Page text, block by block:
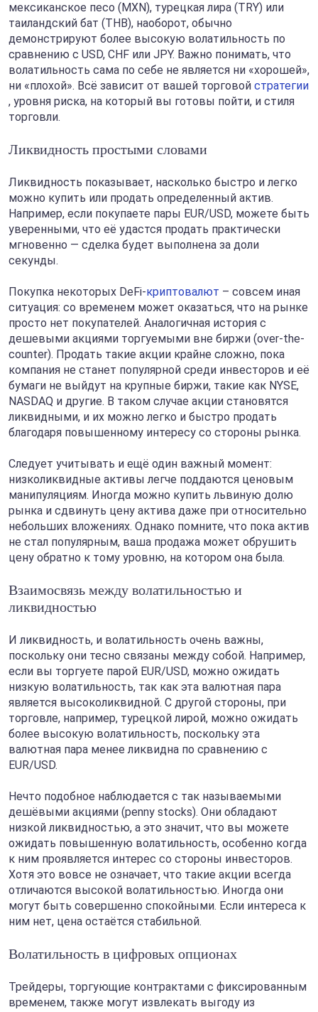
мексиканское песо (MXN), турецкая лира (TRY) или
таиландский бат (THB), наоборот, обычно
демонстрируют более высокую волатильность по
сравнению с USD, CHF или JPY. Важно понимать, что
волатильность сама по себе не является ни «хорошей»,
ни «плохой». Всё зависит от вашей торговой стратегии
, уровня риска, на который вы готовы пойти, и стиля
торговли.
Ликвидность простыми словами
Ликвидность показывает, насколько быстро и легко
можно купить или продать определенный актив.
Например, если покупаете пары EUR/USD, можете быть
уверенными, что её удастся продать практически
мгновенно — сделка будет выполнена за доли
секунды.
Покупка некоторых DeFi-криптовалют – совсем иная
ситуация: со временем может оказаться, что на рынке
просто нет покупателей. Аналогичная история с
дешевыми акциями торгуемыми вне биржи (over-the-
counter). Продать такие акции крайне сложно, пока
компания не станет популярной среди инвесторов и её
бумаги не выйдут на крупные биржи, такие как NYSE,
NASDAQ и другие. В таком случае акции становятся
ликвидными, и их можно легко и быстро продать
благодаря повышенному интересу со стороны рынка.
Следует учитывать и ещё один важный момент:
низколиквидные активы легче поддаются ценовым
манипуляциям. Иногда можно купить львиную долю
рынка и сдвинуть цену актива даже при относительно
небольших вложениях. Однако помните, что пока актив
не стал популярным, ваша продажа может обрушить
цену обратно к тому уровню, на котором она была.
Взаимосвязь между волатильностью и
ликвидностью
И ликвидность, и волатильность очень важны,
поскольку они тесно связаны между собой. Например,
если вы торгуете парой EUR/USD, можно ожидать
низкую волатильность, так как эта валютная пара
является высоколиквидной. С другой стороны, при
торговле, например, турецкой лирой, можно ожидать
более высокую волатильность, поскольку эта
валютная пара менее ликвидна по сравнению с
EUR/USD.
Нечто подобное наблюдается с так называемыми
дешёвыми акциями (penny stocks). Они обладают
низкой ликвидностью, а это значит, что вы можете
ожидать повышенную волатильность, особенно когда
к ним проявляется интерес со стороны инвесторов.
Хотя это вовсе не означает, что такие акции всегда
отличаются высокой волатильностью. Иногда они
могут быть совершенно спокойными. Если интереса к
ним нет, цена остаётся стабильной.
Волатильность в цифровых опционах
Трейдеры, торгующие контрактами с фиксированным
временем, также могут извлекать выгоду из